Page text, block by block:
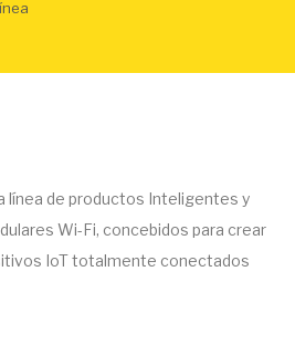
línea de productos Inteligentes y
Wi-Fi, concebidos para crear
IoT totalmente conectados